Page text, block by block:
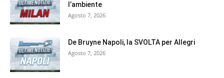
l’ambiente
Agosto 7, 2026
De Bruyne Napoli, la SVOLTA per Allegri
Agosto 7, 2026